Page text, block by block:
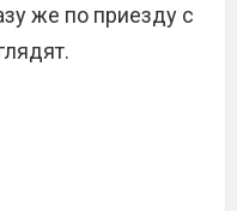
же по приезду с